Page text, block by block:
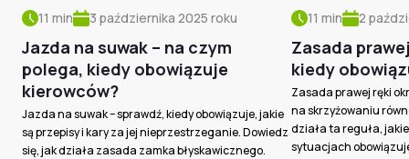
11 min 3 października 2025 roku
Jazda na suwak – na czym
polega, kiedy obowiązuje
kierowców?
Jazda na suwak – sprawdź, kiedy obowiązuje, jakie
są przepisy i kary za jej nieprzestrzeganie. Dowiedz
się, jak działa zasada zamka błyskawicznego.
11 min 2
Zasada
kiedy
Zasada prawej ręki
na skrzyżowaniu
działa ta reguła,
sytuacjach